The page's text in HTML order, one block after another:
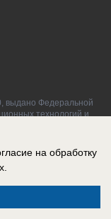
выдано Федеральной
технологий и
на обработку